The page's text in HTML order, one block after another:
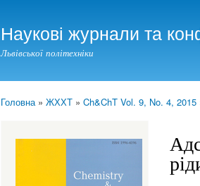
Наукові журнали та
Львівської політехніки
Головна» ЖХХТ » Ch&ChT Vol. 9, No. 4, 2015